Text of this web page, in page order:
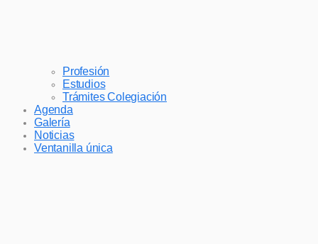
Profesión
Estudios
Trámites Colegiación
Agenda
Galería
Noticias
Ventanilla única